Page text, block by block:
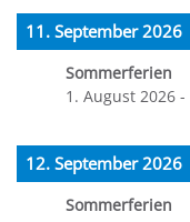
11. September 2026
Sommerferien
1. August 2026 -
12. September 2026
Sommerferien